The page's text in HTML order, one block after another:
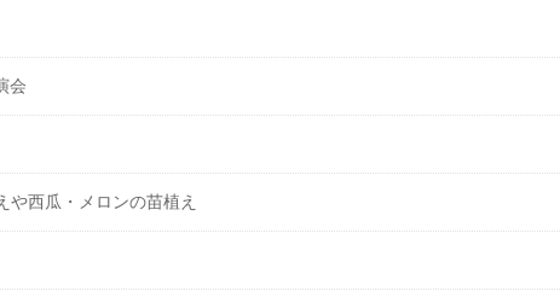
会
や西瓜・メロンの苗植え